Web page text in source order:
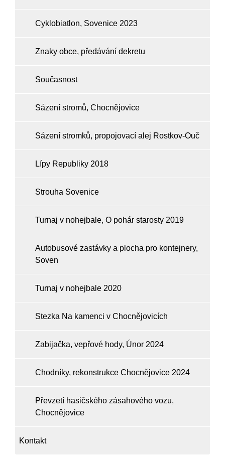
Cyklobiatlon, Sovenice 2023
Znaky obce, předávání dekretu
Současnost
Sázení stromů, Chocnějovice
Sázení stromků, propojovací alej Rostkov-Ouč
Lípy Republiky 2018
Strouha Sovenice
Turnaj v nohejbale, O pohár starosty 2019
Autobusové zastávky a plocha pro kontejnery,
Soven
Turnaj v nohejbale 2020
Stezka Na kamenci v Chocnějovicích
Zabijačka, vepřové hody, Únor 2024
Chodníky, rekonstrukce Chocnějovice 2024
Převzetí hasičského zásahového vozu,
Chocnějovice
Kontakt